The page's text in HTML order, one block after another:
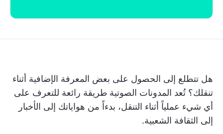
هل تتطلع إلى الحصول على بعض المعرفة الإضافية أثناء
تنقلك؟ تُعد المدونات الصوتية طريقة رائعة للتعرف على
أي شيء عملياً أثناء التنقل، بدءاً من هواياتك إلى الأخبار
إلى الثقافة الشعبية.